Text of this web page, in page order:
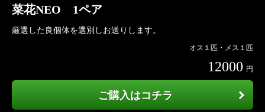
菜花NEO 1ペア
厳選した良個体を選別しお送りします。
オス１匹・メス１匹
12000 円
ご購入はコチラ